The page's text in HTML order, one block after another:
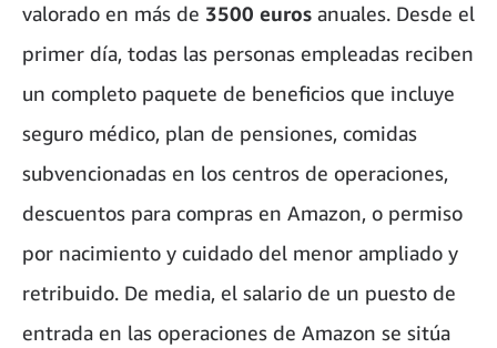
valorado en más de 3500 euros anuales. Desde el
primer día, todas las personas empleadas reciben
un completo paquete de beneficios que incluye
seguro médico, plan de pensiones, comidas
subvencionadas en los centros de operaciones,
descuentos para compras en Amazon, o permiso
por nacimiento y cuidado del menor ampliado y
retribuido. De media, el salario de un puesto de
entrada en las operaciones de Amazon se sitúa